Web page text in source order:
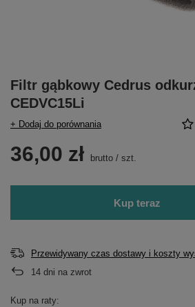
Filtr gąbkowy Cedrus
CEDVC15Li
+ Dodaj do porównania
36,00 zł brutto / szt.
Kup teraz
Przewidywany czas dostawy i koszty
14 dni na zwrot
Kup na raty: